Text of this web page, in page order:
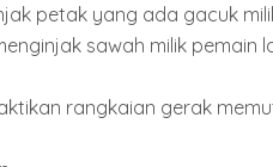
petak yang ada gacuk
sawah milik pemain
rangkaian gerak